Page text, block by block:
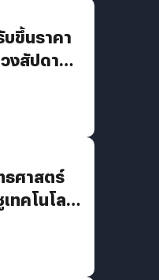
ขึ้นราคา
งสัปดาห์ที่
ธศาสตร์
ทคโนโลยี